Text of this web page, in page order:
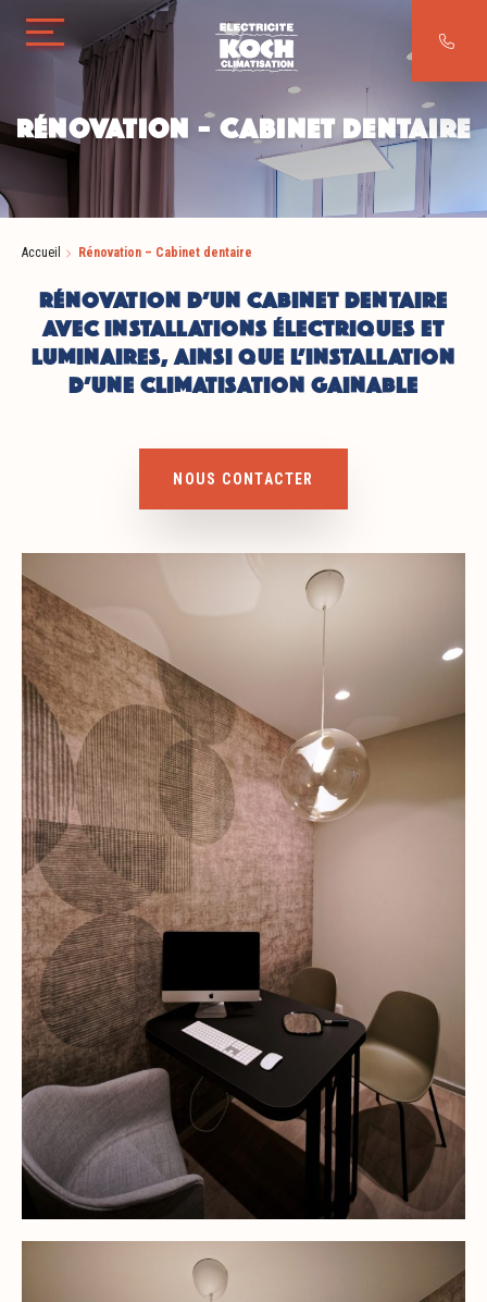
RÉNOVATION – CABINET DENTAIRE
Accueil Rénovation – Cabinet dentaire
RÉNOVATION D’UN CABINET DENTAIRE
AVEC INSTALLATIONS ÉLECTRIQUES ET
LUMINAIRES, AINSI QUE L’INSTALLATION
D’UNE CLIMATISATION GAINABLE
NOUS CONTACTER